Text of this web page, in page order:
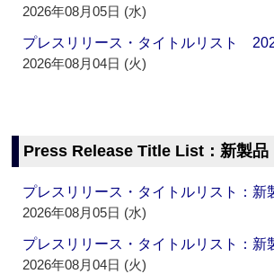
2026年08月05日 (水)
プレスリリース・タイトルリスト
2026年08月04日 (火)
Press Release Title List：新製品
プレスリリース・タイトルリスト：
2026年08月05日 (水)
プレスリリース・タイトルリスト：
2026年08月04日 (火)